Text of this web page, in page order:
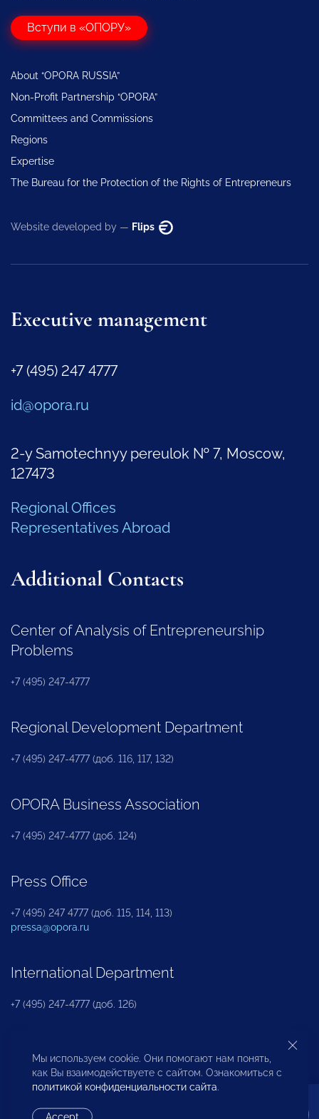
Вступи в «ОПОРУ»
About “OPORA RUSSIA”
Non-Profit Partnership “OPORA”
Committees and Commissions
Regions
Expertise
The Bureau for the Protection of the Rights of Entrepreneurs
Website developed by — Flips
Executive management
+7 (495) 247 4777
id@opora.ru
2-y Samotechnyy pereulok № 7, Moscow,
127473
Regional Offices
Representatives Abroad
Additional Contacts
Center of Analysis of Entrepreneurship
Problems
+7 (495) 247-4777
Regional Development Department
+7 (495) 247-4777 (доб. 116, 117, 132)
OPORA Business Association
+7 (495) 247-4777 (доб. 124)
Press Office
+7 (495) 247 4777 (доб. 115, 114, 113)
pressa@opora.ru
International Department
+7 (495) 247-4777 (доб. 126)
Business and Investment Rights Protection
Department
Мы используем cookie. Они помогают нам понять,
как Вы взаимодействуете с сайтом. Ознакомиться с
политикой конфиденциальности сайта.
Accept